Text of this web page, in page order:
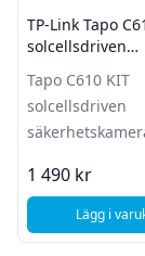
TP-Link Tapo
solcellsdriven
Tapo C610 KIT
solcellsdriven
1 490 kr
Lägg i ,